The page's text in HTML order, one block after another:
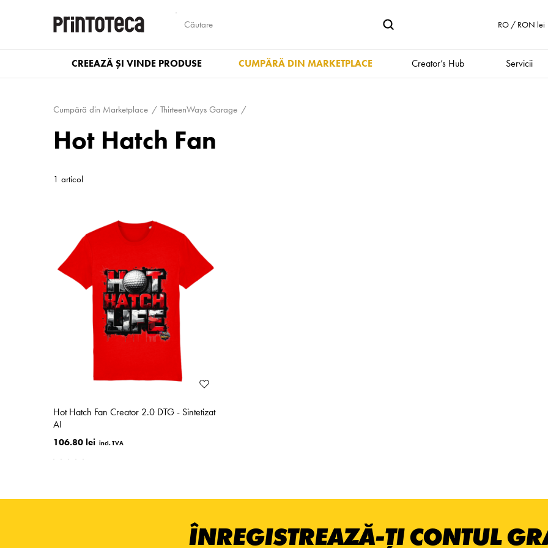
RO / RON lei
CREEAZĂ ȘI VINDE PRODUSE CUMPĂRĂ DIN MARKETPLACE Creator’s Hub Servicii
Cumpără din Marketplace ThirteenWays Garage
Hot Hatch Fan
1 articol
Hot Hatch Fan Creator 2.0 DTG - Sintetizat
AI
106.80 lei
ÎNREGISTREAZĂ-ȚI CONTUL